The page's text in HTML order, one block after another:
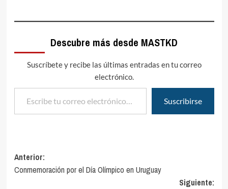
Descubre más desde MASTKD
Suscríbete y recibe las últimas entradas en tu correo
electrónico.
Escribe tu correo electrónico…
Suscribirse
Navegación
de
Anterior:
Conmemoración por el Día Olímpico en Uruguay
Siguiente: